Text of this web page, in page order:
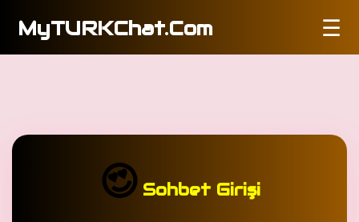
MyTURKChat.Com ☰
😍Sohbet Girişi